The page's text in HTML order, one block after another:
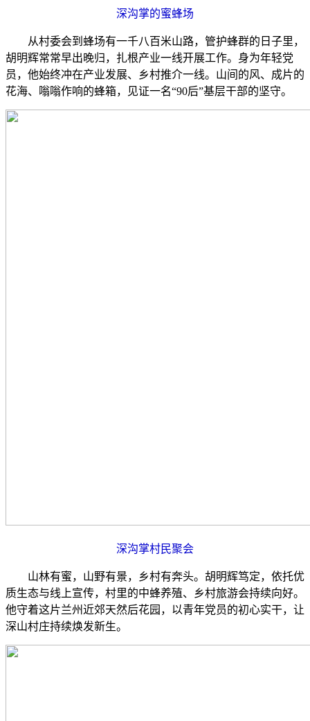
深沟掌的蜜蜂场
从村委会到蜂场有一千八百米山路，管护蜂群的日子里，
胡明辉常常早出晚归，扎根产业一线开展工作。身为年轻党
员，他始终冲在产业发展、乡村推介一线。山间的风、成片的
花海、嗡嗡作响的蜂箱，见证一名“90后”基层干部的坚守。
深沟掌村民聚会
山林有蜜，山野有景，乡村有奔头。胡明辉笃定，依托优
质生态与线上宣传，村里的中蜂养殖、乡村旅游会持续向好。
他守着这片兰州近郊天然后花园，以青年党员的初心实干，让
深山村庄持续焕发新生。